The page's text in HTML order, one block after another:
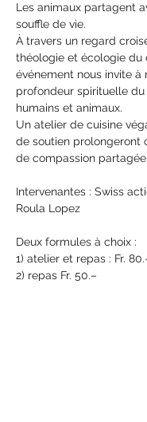
Les animaux partagent
souffle de vie.
À travers un regard
théologie et écologie du
événement nous invite à
profondeur spirituelle
humains et animaux.
Un atelier de cuisine
de soutien prolongeront
de compassion
Intervenantes : Swiss
Roula Lopez
Deux formules à choix :
1) atelier et repas : Fr.
2) repas Fr. 50.–